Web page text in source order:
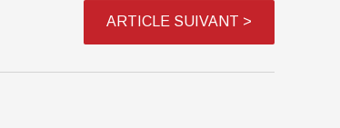
ARTICLE SUIVANT >